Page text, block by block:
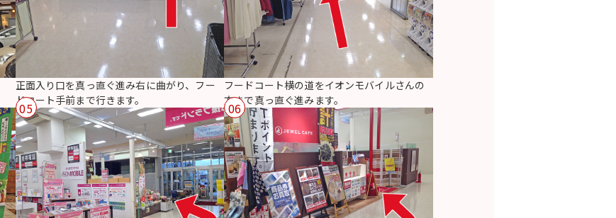
正面入り口を真っ直ぐ進み右に曲がり、フー
ドコート手前まで行きます。
フードコート横の道をイオンモバイルさんの
方まで真っ直ぐ進みます。
05 06